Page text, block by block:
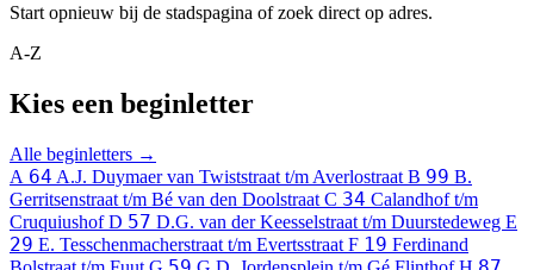
Start opnieuw bij de stadspagina of zoek direct op adres.
A-Z
Kies een beginletter
Alle beginletters →
A 64 A.J. Duymaer van Twiststraat t/m Averlostraat B 99 B.
Gerritsenstraat t/m Bé van den Doolstraat C 34 Calandhof t/m
CruquiushofD 57 D.G. van der Keesselstraat t/m Duurstedeweg E
29 E. Tesschenmacherstraat t/m Evertsstraat F 19 Ferdinand